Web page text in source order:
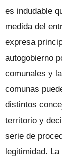
es indudable
medida del
expresa
autogobierno
comunales y
comunas
distintos
territorio y
serie de
legitimidad.